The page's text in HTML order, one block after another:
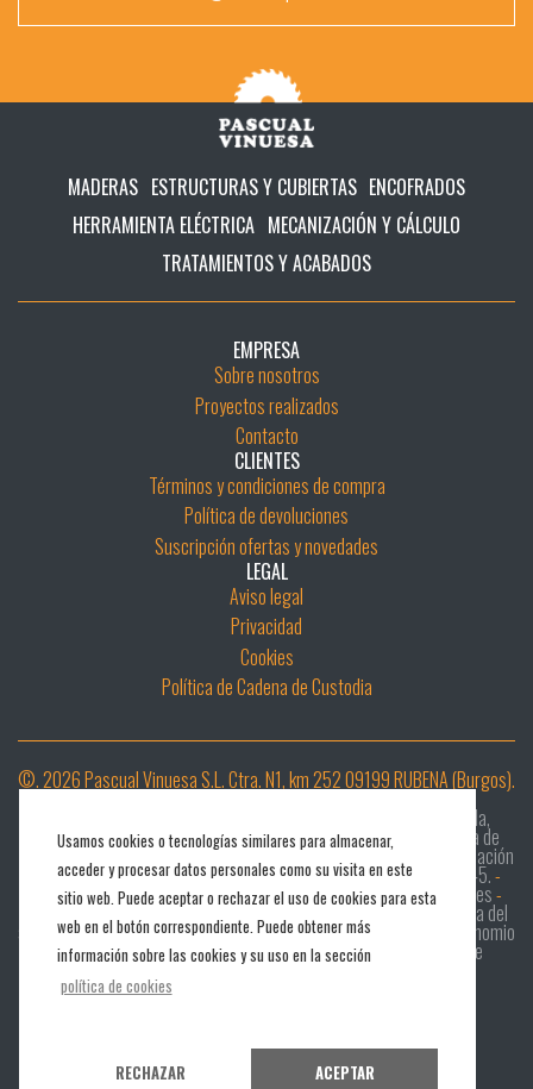
Usamos cookies o tecnologías similares para almacenar,
acceder y procesar datos personales como su visita en este
sitio web. Puede aceptar o rechazar el uso de cookies para esta
web en el botón correspondiente. Puede obtener más
información sobre las cookies y su uso en la sección
política de cookies
RECHAZAR ACEPTAR
MADERAS ESTRUCTURAS Y CUBIERTAS ENCOFRADOS
HERRAMIENTA ELÉCTRICA MECANIZACIÓN Y CÁLCULO
TRATAMIENTOS Y ACABADOS
EMPRESA
Sobre nosotros
Proyectos realizados
Contacto
CLIENTES
Términos y condiciones de compra
Política de devoluciones
Suscripción ofertas y novedades
LEGAL
Aviso legal
Privacidad
Cookies
Política de Cadena de Custodia
©. 2026 Pascual Vinuesa S.L. Ctra. N1, km 252 09199 RUBENA (Burgos).
Desarrollar e Implementar un sistema digital de diligencia debida,
digitalización de la cadena de custodia e implantación de sistema de
clasificación mecánica MTG - RETECHFOR-MAV625-25-044 Instalación
de máquina escuadradora para madera y tablero – ALTENDORF F45.-
Asociación Europea de Innovación (AEI)-Proyectos de I+D en pymes-
2018 Proyectos de inversión en PYMES-Transferencia tecnológica del
sistema constructivo en madera: Double Sostenibility Proyecto Binomio
Madera & Agricultura-Programa Xpande Digital Programa de
Desarrollo Rural CyL 2014-2020- Proyecto Woodtechnology